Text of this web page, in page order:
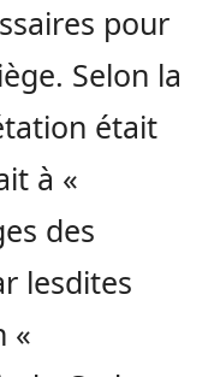
pour
Selon la
était
à «
des
lesdites
«